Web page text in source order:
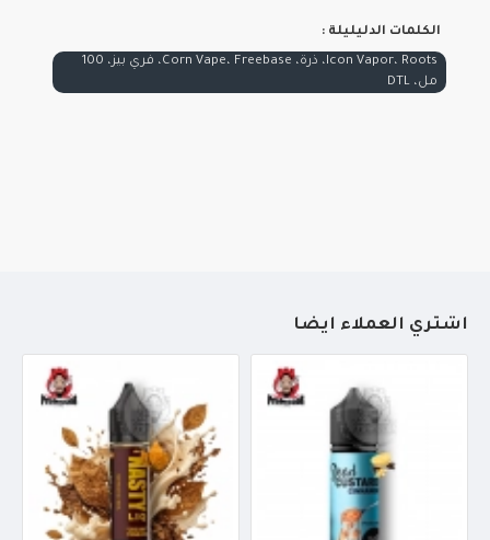
الكلمات الدليليلة :
Icon Vapor، Roots، ذرة، Corn Vape، Freebase، فري بيز، 100
مل، DTL
أشتري العملاء أيضاً